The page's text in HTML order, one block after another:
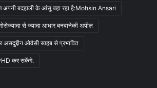
अपनी बदहाली के आंसू बहा रहा है:Mohsin Ansari
से ज्यादा आधार बनवानेकी अपील
असदुद्दीन ओवैसी साहब से प्रभावित
कर सकेंगे.